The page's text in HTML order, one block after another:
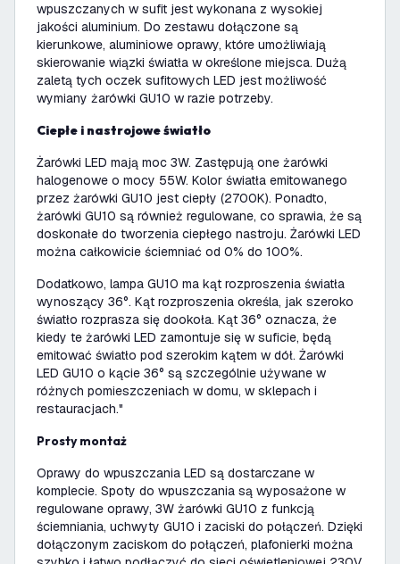
wpuszczanych w sufit jest wykonana z wysokiej
jakości aluminium. Do zestawu dołączone są
kierunkowe, aluminiowe oprawy, które umożliwiają
skierowanie wiązki światła w określone miejsca. Dużą
zaletą tych oczek sufitowych LED jest możliwość
wymiany żarówki GU10 w razie potrzeby.
Ciepłe i nastrojowe światło
Żarówki LED mają moc 3W. Zastępują one żarówki
halogenowe o mocy 55W. Kolor światła emitowanego
przez żarówki GU10 jest ciepły (2700K). Ponadto,
żarówki GU10 są również regulowane, co sprawia, że są
doskonałe do tworzenia ciepłego nastroju. Żarówki LED
można całkowicie ściemniać od 0% do 100%.
Dodatkowo, lampa GU10 ma kąt rozproszenia światła
wynoszący 36°. Kąt rozproszenia określa, jak szeroko
światło rozprasza się dookoła. Kąt 36° oznacza, że
kiedy te żarówki LED zamontuje się w suficie, będą
emitować światło pod szerokim kątem w dół. Żarówki
LED GU10 o kącie 36° są szczególnie używane w
różnych pomieszczeniach w domu, w sklepach i
restauracjach."
Prosty montaż
Oprawy do wpuszczania LED są dostarczane w
komplecie. Spoty do wpuszczania są wyposażone w
regulowane oprawy, 3W żarówki GU10 z funkcją
ściemniania, uchwyty GU10 i zaciski do połączeń. Dzięki
dołączonym zaciskom do połączeń, plafonierki można